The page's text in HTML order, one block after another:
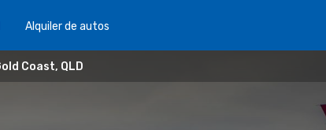
Alquiler de autos
Coast, QLD